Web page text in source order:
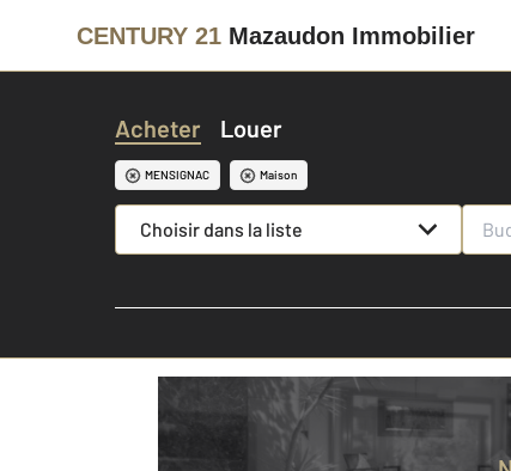
CENTURY 21 Mazaudon Immobilier
Acheter Louer
MENSIGNAC Maison
Choisir dans la liste